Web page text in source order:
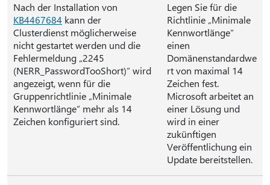
Nach der Installation von
KB4467684 kann der
Clusterdienst möglicherweise
nicht gestartet werden und die
Fehlermeldung „2245
(NERR_PasswordTooShort)“ wird
angezeigt, wenn für die
Gruppenrichtlinie „Minimale
Kennwortlänge“ mehr als 14
Zeichen konfiguriert sind.
Legen Sie für die
Richtlinie „Minimale
Kennwortlänge“
einen
Domänenstandardwe
rt von maximal 14
Zeichen fest.
Microsoft arbeitet an
einer Lösung und
wird in einer
zukünftigen
Veröffentlichung ein
Update bereitstellen.